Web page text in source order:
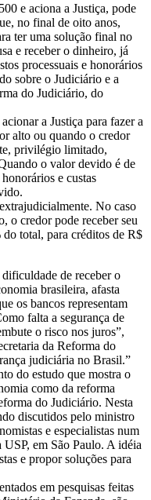
da
do
e aciona a Justiça, pode
no final de oito anos,
ter uma solução final no
e receber o dinheiro, já
processuais e honorários
sobre o Judiciário e a
do Judiciário, do
a Justiça para fazer a
alto ou quando o credor
privilégio limitado,
o valor devido é de
e custas
No caso
o credor pode receber seu
total, para créditos de R$
de receber o
brasileira, afasta
os bancos representam
falta a segurança de
o risco nos juros”,
da Reforma do
judiciária no Brasil.”
do estudo que mostra o
como da reforma
do Judiciário. Nesta
discutidos pelo ministro
e especialistas num
em São Paulo. A idéia
e propor soluções para
em pesquisas feitas